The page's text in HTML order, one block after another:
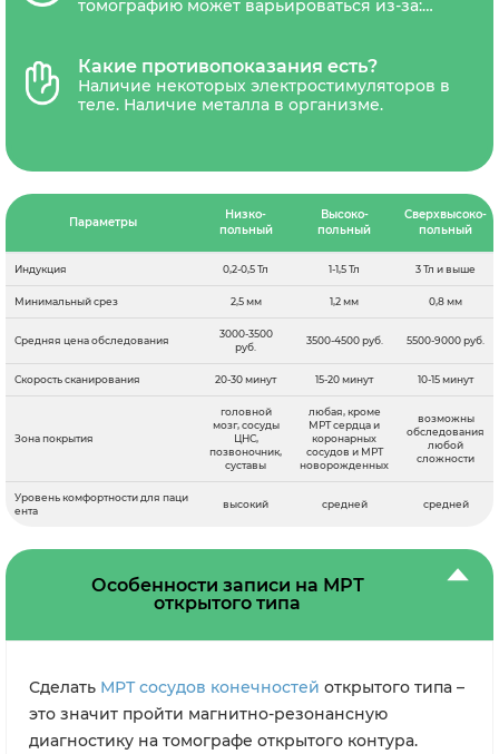
томографию может варьироваться из-за:
сверхвысокопольные), наличия акций и
скидок. В стоимость обследования обычно
входит диагностика, письменное
заключение рентгенолога и запись
диагностических центрах платной является
услуга распечатки снимка на
рентгенологическую пленку.
Какие противопоказания есть?
Наличие некоторых электростимуляторов в
теле. Наличие металла в организме.
Параметры
Низко-
польный
Высоко-
польный
Сверхвысоко-
польный
Индукция 0,2-0,5 Тл 1-1,5 Тл 3 Тл и выше
Минимальный срез 2,5 мм 1,2 мм 0,8 мм
Средняя цена обследования
3000-3500
руб.
3500-4500 руб. 5500-9000 руб.
Скорость сканирования 20-30 минут 15-20 минут 10-15 минут
Зона покрытия
головной
мозг, сосуды
ЦНС,
позвоночник,
суставы
любая, кроме
МРТ сердца и
коронарных
сосудов и МРТ
новорожденных
возможны
обследования
любой
сложности
Уровень комфортности для паци
ента
высокий средней средней
Особенности записи на МРТ
открытого типа
Сделать МРТ сосудов конечностей открытого типа –
это значит пройти магнитно-резонансную
диагностику на томографе открытого контура.